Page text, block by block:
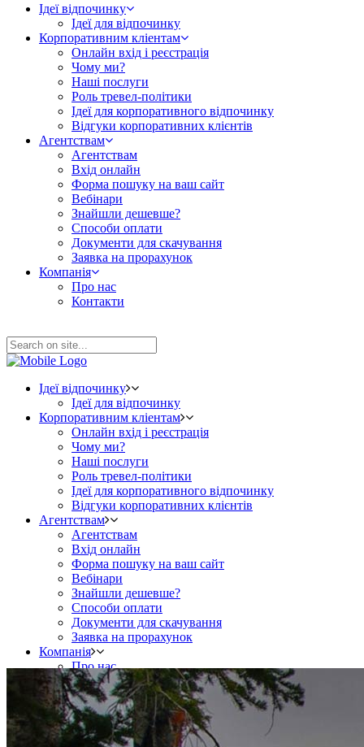
Ідеї відпочинку
Ідеї для відпочинку
Корпоративним кліентам
Онлайн вхід і реєстрація
Чому ми?
Наші послуги
Роль тревел-політики
Ідеї для корпоративного відпочинку
Відгуки корпоративних клієнтів
Агентствам
Агентствам
Вхід онлайн
Форма пошуку на ваш сайт
Вебінари
Знайшли дешевше?
Способи оплати
Документи для скачування
Заявка на прорахунок
Компанія
Про нас
Контакти
Ідеї відпочинку
Ідеї для відпочинку
Корпоративним кліентам
Онлайн вхід і реєстрація
Чому ми?
Наші послуги
Роль тревел-політики
Ідеї для корпоративного відпочинку
Відгуки корпоративних клієнтів
Агентствам
Агентствам
Вхід онлайн
Форма пошуку на ваш сайт
Вебінари
Знайшли дешевше?
Способи оплати
Документи для скачування
Заявка на прорахунок
Компанія
Про нас
Контакти
Top